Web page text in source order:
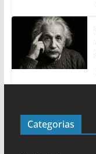
Categorias